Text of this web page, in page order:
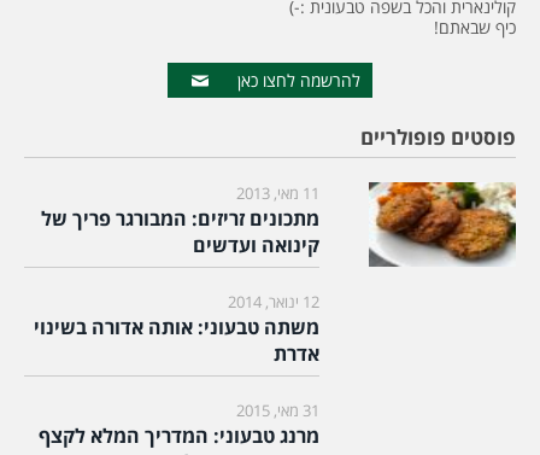
קולינארית והכל בשפה טבעונית :-)
כיף שבאתם!
להרשמה לחצו כאן
פוסטים פופולריים
11 מאי, 2013
מתכונים זריזים: המבורגר פריך של
קינואה ועדשים
12 ינואר, 2014
משתה טבעוני: אותה אדורה בשינוי
אדרת
31 מאי, 2015
מרנג טבעוני: המדריך המלא לקצף